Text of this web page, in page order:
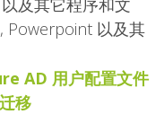
及其它程序和文
Powerpoint 以及其
AD 用户配置文件
移